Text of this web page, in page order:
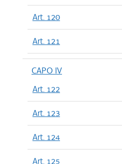
Art. 120
Art. 121
CAPO IV
Art. 122
Art. 123
Art. 124
Art. 125